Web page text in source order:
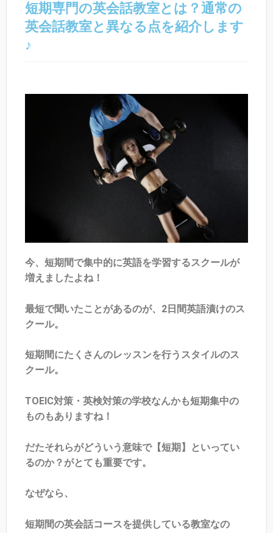
短期専門の英会話教室とは？通常の
英会話教室と異なる点を紹介します
♪
今、短期間で集中的に英語を学習するスクールが
増えましたよね！
最短で聞いたことがあるのが、2日間英語漬けのス
クール。
短期間にたくさんのレッスンを行うスタイルのス
クール。
TOEIC対策・英検対策の学校なんかも短期集中の
ものもありますね！
だたそれらがどういう意味で【短期】といってい
るのか？がとても重要です。
なぜなら、
短期間の英会話コースを提供している教室なの